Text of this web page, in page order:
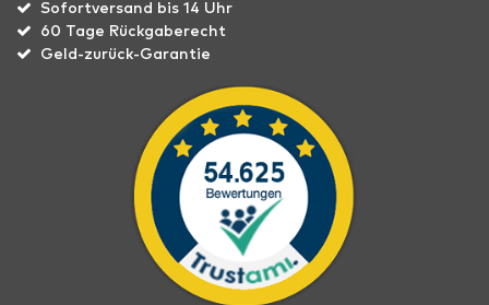
Sofortversand bis 14 Uhr
60 Tage Rückgaberecht
Geld-zurück-Garantie